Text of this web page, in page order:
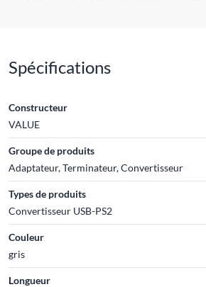
Spécifications
Constructeur
VALUE
Groupe de produits
Adaptateur, Terminateur, Convertisseur
Types de produits
Convertisseur USB-PS2
Couleur
gris
Longueur